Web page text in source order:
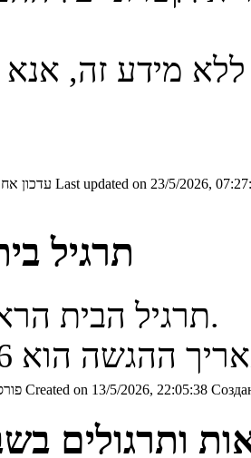
מידע זה, אנא
עדכון אחרון ב-23/5/ Last updated on 23/5/2026,
תרגיל בית 1
תרגיל הבית הראשון פורסם.
ההגשה הוא 31/05/2026
פורסם ב- Created on 13/5/2026, 22:05:38
ותרגולים